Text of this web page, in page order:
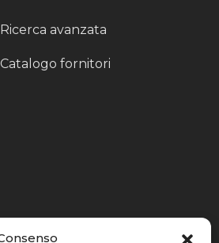
Ricerca avanzata
Catalogo fornitori